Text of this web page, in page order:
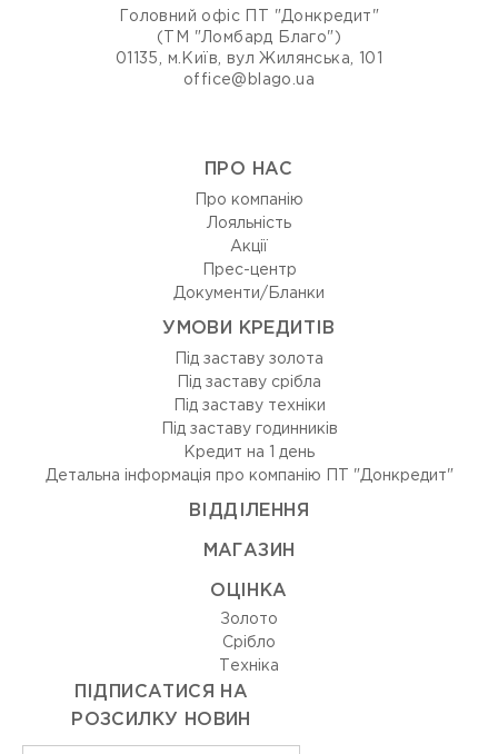
Головний офіс ПТ "Донкредит"
(ТМ "Ломбард Благо")
01135, м.Київ, вул Жилянська, 101
office@blago.ua
ПРО НАС
Про компанію
Лояльність
Акції
Прес-центр
Документи/Бланки
УМОВИ КРЕДИТІВ
Під заставу золота
Під заставу срібла
Під заставу техніки
Під заставу годинників
Кредит на 1 день
Детальна інформація про компанію ПТ "Донкредит"
ВIДДIЛЕННЯ
МАГАЗИН
ОЦIНКА
Золото
Срiбло
Технiка
ПІДПИСАТИСЯ НА
РОЗСИЛКУ НОВИН